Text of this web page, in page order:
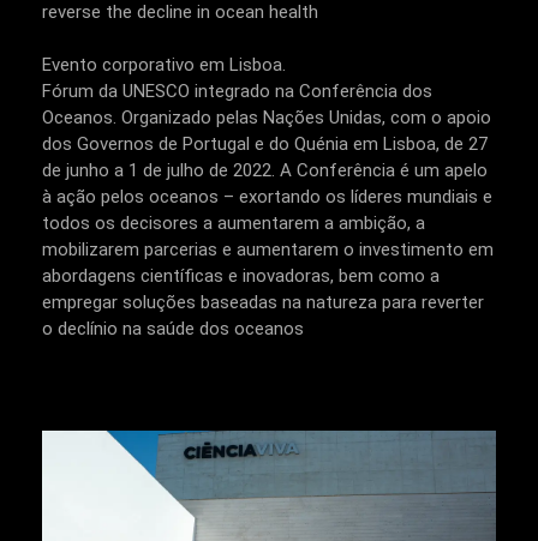
reverse the decline in ocean health
Evento corporativo em Lisboa.
Fórum da UNESCO integrado na Conferência dos
Oceanos. Organizado pelas Nações Unidas, com o apoio
dos Governos de Portugal e do Quénia em Lisboa, de 27
de junho a 1 de julho de 2022. A Conferência é um apelo
à ação pelos oceanos – exortando os líderes mundiais e
todos os decisores a aumentarem a ambição, a
mobilizarem parcerias e aumentarem o investimento em
abordagens científicas e inovadoras, bem como a
empregar soluções baseadas na natureza para reverter
o declínio na saúde dos oceanos